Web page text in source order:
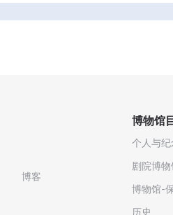
博客
博物馆
个人与
剧院博物
博物馆-
历史